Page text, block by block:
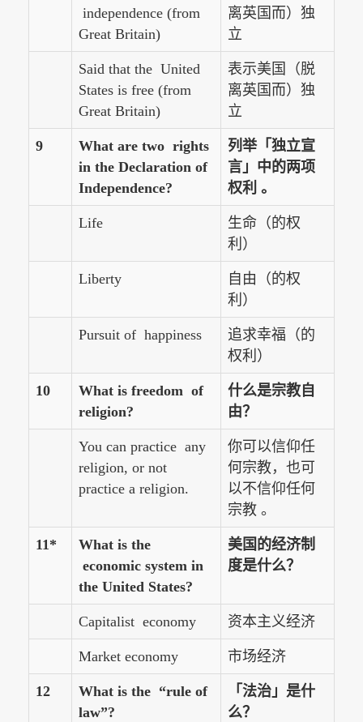
independence (from
Great Britain)
离英国而）独
立
Said that the United
States is free (from
Great Britain)
表示美国（脱
离英国而）独
立
9
What are two rights
in the Declaration of
Independence?
列举「独立宣
言」中的两项
权利 。
Life
生命（的权
利）
Liberty
自由（的权
利）
Pursuit of happiness
追求幸福（的
权利）
10
What is freedom of
religion?
什么是宗教自
由？
You can practice any
religion, or not
practice a religion.
你可以信仰任
何宗教，也可
以不信仰任何
宗教 。
11*
What is the
economic system in
the United States?
美国的经济制
度是什么？
Capitalist economy 资本主义经济
Market economy 市场经济
12
What is the “rule of
law”?
「法治」是什
么？